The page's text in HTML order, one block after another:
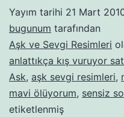
Yayım tarihi 21 Mart
bugunum tarafından
Aşk ve Sevgi Resimleri
anlattıkça kış vuruyor
Ask, aşk sevgi resimleri,
mavi ölüyorum, sensiz
etiketlenmiş